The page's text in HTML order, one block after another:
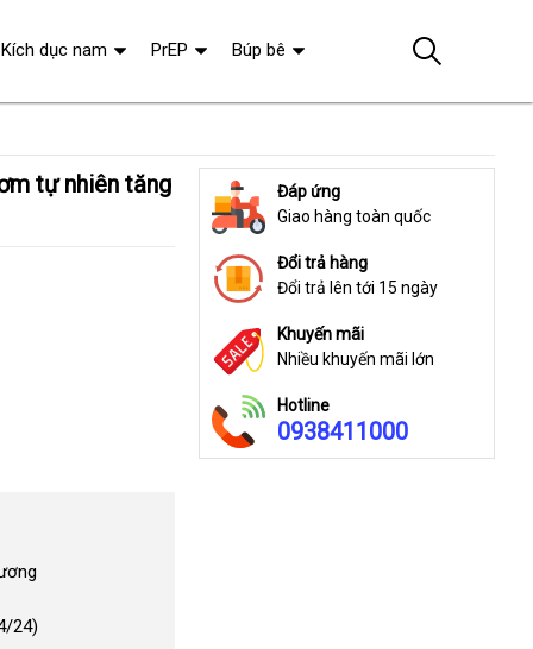
24)
Đáp ứng
Giao hàng toàn quốc
Đổi trả hàng
Đổi trả lên tới 15 ngày
Khuyến mãi
Nhiều khuyến mãi lớn
Hotline
0938411000
Kích dục nam PrEP Búp bê